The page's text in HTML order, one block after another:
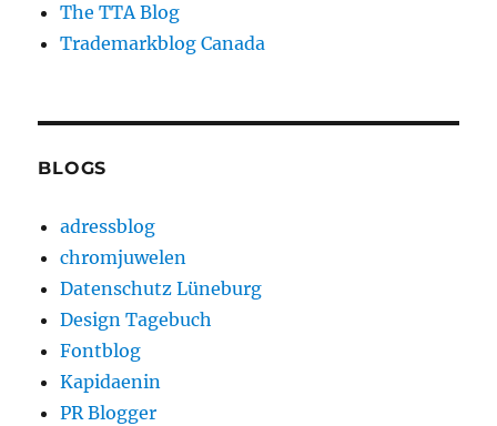
The TTA Blog
Trademarkblog Canada
BLOGS
adressblog
chromjuwelen
Datenschutz Lüneburg
Design Tagebuch
Fontblog
Kapidaenin
PR Blogger